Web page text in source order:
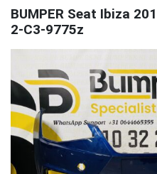
BUMPER Seat Ibiza
2-C3-9775z